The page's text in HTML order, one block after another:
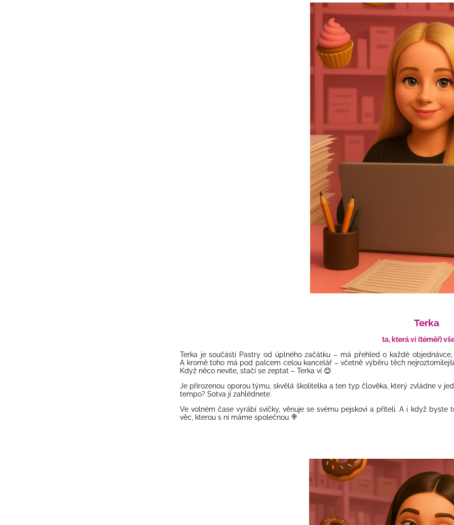
Terka
ta, která ví (téměř)
Terka je součástí Pastry od úplného začátku – má přehled o každé
A kromě toho má pod palcem celou kancelář – včetně výběru těch
Když něco nevíte, stačí se zeptat – Terka ví 😊
Je přirozenou oporou týmu, skvělá školitelka a ten typ člověka, který zvládne v
tempo? Sotva ji zahlédnete.
Ve volném čase vyrábí svíčky, věnuje se svému pejskovi a příteli. A i když
věc, kterou s ní máme společnou 🍭